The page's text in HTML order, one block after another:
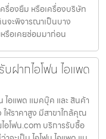
ครื่องยืม หรือเครื่องบริษัท
จะพิจารณาเป็นบาง
รือเคยซ่อมมาก่อน
ฝากไอโฟน ไอแพด
ไอแพด แมคบุ๊ค และ สินค้า
ให้ราคาสูง มีสาขาใกล้คุณ
อโฟน.com บริการรับซื้อ